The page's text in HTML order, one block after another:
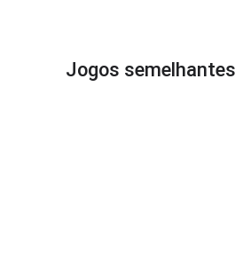
Jogos semelhantes